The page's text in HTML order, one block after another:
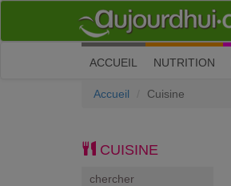
ACCUEIL (current)
NUTRITION
Accueil Cuisine
CUISINE
chercher